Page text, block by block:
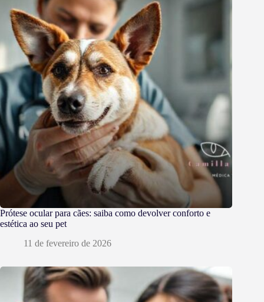
Prótese ocular para cães: saiba como devolver conforto e
estética ao seu pet
11 de fevereiro de 2026